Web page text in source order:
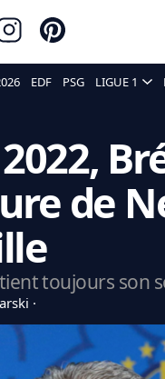
EDF PSG LIGUE 1
de
toujours son